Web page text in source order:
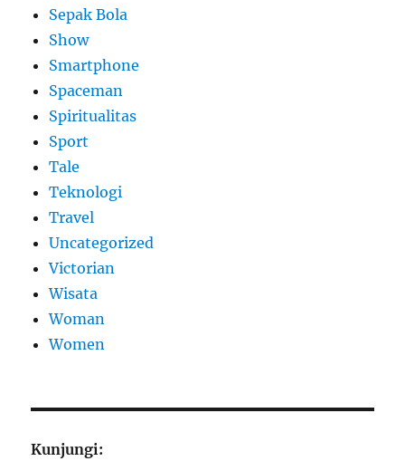
Sepak Bola
Show
Smartphone
Spaceman
Spiritualitas
Sport
Tale
Teknologi
Travel
Uncategorized
Victorian
Wisata
Woman
Women
Kunjungi: